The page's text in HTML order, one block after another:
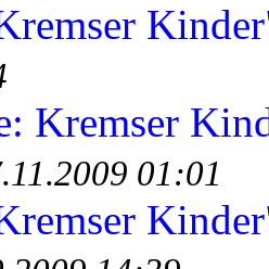
Kremser
01:01